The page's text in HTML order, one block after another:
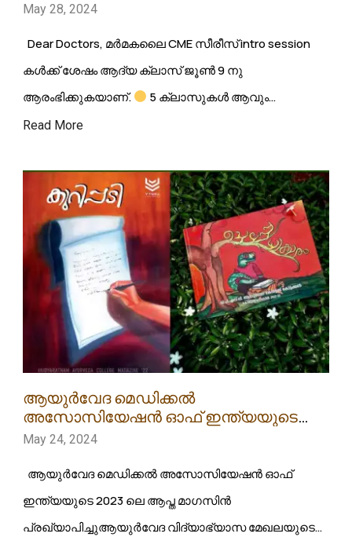
May 28, 2024
Dear Doctors, മർമകലൈ CME സീരീസ് intro session
കൾക്ക് ശേഷം ആദ്യ ക്ലാസ് ജൂൺ 9 നു
ആരംഭിക്കുകയാണ്.
5 ക്ലാസുകൾ ആവും
ഉണ്ടാകുക. ഒരു ദിവസം മുഴുവൻ നീണ്ടു നിൽകുന്ന
Read More
ആയുർവേദ മെഡിക്കൽ
അസോസിയേഷൻ ഓഫ് ഇന്ത്യയുടെ
2023 ലെ ആപ്ത മാഗസിൻ പുരസ്കാരം
May 24, 2024
ആയുർവേദ മെഡിക്കൽ അസോസിയേഷൻ ഓഫ്
ഇന്ത്യയുടെ 2023 ലെ ആപ്ത മാഗസിൻ
പ്രഖ്യാപിച്ചുആയുർവേദ വിദ്യാഭ്യാസ മേഖലയുടെ